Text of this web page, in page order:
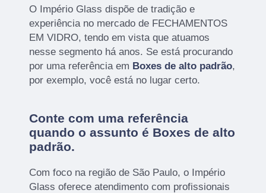
O Império Glass dispõe de tradição e
experiência no mercado de FECHAMENTOS
EM VIDRO, tendo em vista que atuamos
nesse segmento há anos. Se está procurando
por uma referência em Boxes de alto padrão,
por exemplo, você está no lugar certo.
Conte com uma referência
quando o assunto é Boxes de alto
padrão.
Com foco na região de São Paulo, o Império
Glass oferece atendimento com profissionais